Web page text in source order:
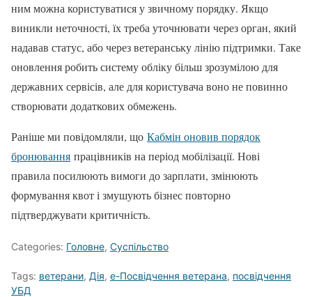
ним можна користуватися у звичному порядку. Якщо
виникли неточності, їх треба уточнювати через орган, який
надавав статус, або через ветеранську лінію підтримки. Таке
оновлення робить систему обліку більш зрозумілою для
державних сервісів, але для користувача воно не повинно
створювати додаткових обмежень.
Раніше ми повідомляли, що Кабмін оновив порядок
бронювання працівників на період мобілізації. Нові
правила посилюють вимоги до зарплати, змінюють
формування квот і змушують бізнес повторно
підтверджувати критичність.
Categories: Головне, Суспільство
Tags: ветерани, Дія, е-Посвідчення ветерана, посвідчення
УБД